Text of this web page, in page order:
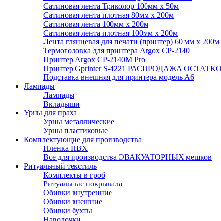
Сатиновая лента Триколор 100мм х 50м
Сатиновая лента плотная 80мм х 200м
Сатиновая лента 100мм х 200м
Сатиновая лента плотная 100мм х 200м
Лента глянцевая для печати (принтер) 60 мм х 200м
Термоголовка для принтера Argox CP-2140
Принтер Argox CP-2140M Pro
Принтер Gprinter S-4221 РАСПРОДАЖА
Подставка внешняя для принтера модель А6
Лампады
Лампады
Вкладыши
Урны для праха
Урны металлические
Урны пластиковые
Комплектующие для производства
Пленка ПВХ
Все для производства ЭВАКУАТОРНЫХ мешков
Ритуальный текстиль
Комплекты в гроб
Ритуальные покрывала
Обивки внутренние
Обивки внешние
Обивки бухты
Наволочки